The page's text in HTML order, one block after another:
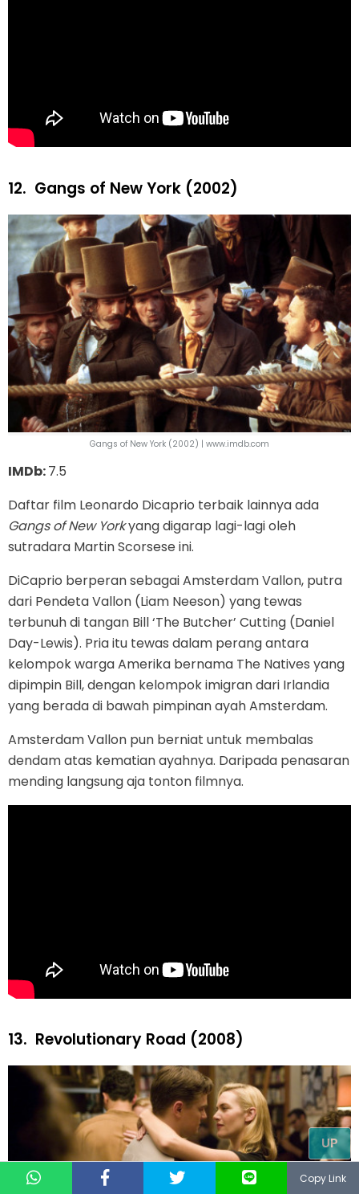
Copy Link
12. Gangs of New York (2002)
Gangs of New York (2002) | www.imdb.com
IMDb:7.5
Daftar film Leonardo Dicaprio terbaik lainnya ada
Gangs of New Yorkyang digarap lagi-lagi oleh
sutradara Martin Scorsese ini.
DiCaprio berperan sebagai Amsterdam Vallon, putra
dari Pendeta Vallon (Liam Neeson) yang tewas
terbunuh di tangan Bill ‘The Butcher’ Cutting (Daniel
Day-Lewis). Pria itu tewas dalam perang antara
kelompok warga Amerika bernama The Natives yang
dipimpin Bill, dengan kelompok imigran dari Irlandia
yang berada di bawah pimpinan ayah Amsterdam.
Amsterdam Vallon pun berniat untuk membalas
dendam atas kematian ayahnya. Daripada penasaran
mending langsung aja tonton filmnya.
13. Revolutionary Road (2008)
UP